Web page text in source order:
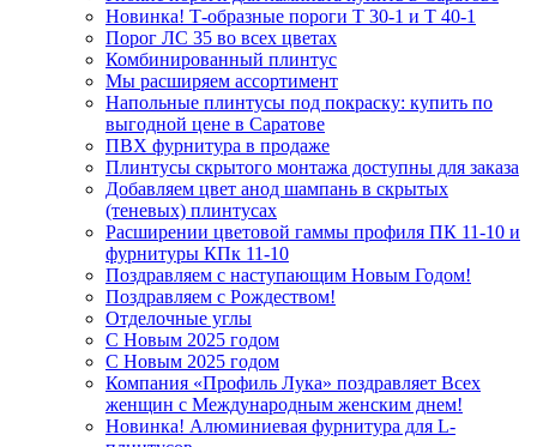
Новинка! Т-образные пороги Т 30-1 и Т 40-1
Порог ЛС 35 во всех цветах
Комбинированный плинтус
Мы расширяем ассортимент
Напольные плинтусы под покраску: купить по
выгодной цене в Саратове
ПВХ фурнитура в продаже
Плинтусы скрытого монтажа доступны для заказа
Добавляем цвет анод шампань в скрытых
(теневых) плинтусах
Расширении цветовой гаммы профиля ПК 11-10 и
фурнитуры КПк 11-10
Поздравляем с наступающим Новым Годом!
Поздравляем с Рождеством!
Отделочные углы
С Новым 2025 годом
С Новым 2025 годом
Компания «Профиль Лука» поздравляет Всех
женщин с Международным женским днем!
Новинка! Алюминиевая фурнитура для L-